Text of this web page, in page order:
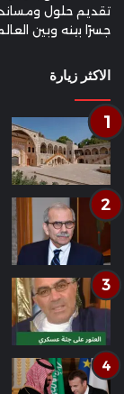
تقديم حلول
جسرًا بينه وبين
الاكثر زيارة